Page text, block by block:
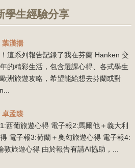
學生經驗分享
葉漢揚
這系列報告記錄了我在芬蘭 Hanken 交
的精彩生活，包含選課心得、各式學生
洲旅遊攻略，希望能給想去芬蘭或對
卓孟臻
西葡旅遊心得 電子報2:馬爾他＋義大利
電子報3:荷蘭＋奧匈旅遊心得 電子報4:
敦旅遊心得 由於報告有請AI協助，...